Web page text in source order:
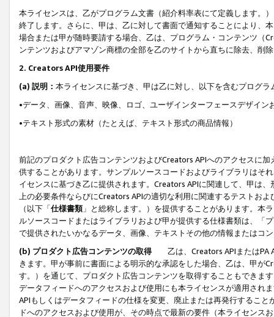
本ライセンスは、乙がプログラム文書（紹介料率表にて定義します。
終了します。さらに、甲は、乙に対して書面で通知することにより、
場合または甲が随時要請する場合、乙は、プログラム・コンテンツ（
ンテンツおよびアマゾン商標の全部を乙のサイトから直ちに除去、削
2. Creators API使用要件
(a) 説明： 本ライセンスに基づき、甲は乙に対し、以下を含むプログ
•データ、画像、音声、映像、ロゴ、ユーザインターフェースデザイ
•テキスト形式の素材（たとえば、テキスト形式の商品情報）
前記のプロダクト広告コンテンツおよびCreators APIへのアクセスに
供することがあります。サンプルソースコードおよびライブラリはそ
イセンスに基づき乙に提供されます。Creators APIに関連して、甲は
上の必要条件ならびにCreators APIの適切な利用に関連するテストお
（以下「仕様書類」と総称します。）を提供することがあります。本
ルソースコードまたはライブラリおよび甲が提供する仕様書類は、「
で提供されたいかなるデータ、画像、テキストその他の情報またはコ
(b) プロダクト広告コンテンツの取得
乙は、Creators APIまたはPA
きます。甲が事前に書面による明示的な承認をした場合、乙は、甲が
す。）を通じて、プロダクト広告コンテンツを取得することもできま
データフィードへのアクセスおよび使用にも本ライセンスが適用され
APIもしくはデータフィードの仕様を変更、廃止または再発行するこ
ドへのアクセスおよび使用が、その時点で最新の要件（本ライセン